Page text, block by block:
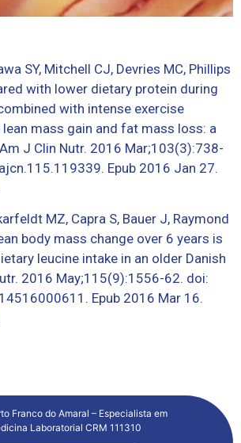
SY, Mitchell CJ, Devries MC, Phillips
with lower dietary protein during
with intense exercise
mass gain and fat mass loss: a
J Clin Nutr. 2016 Mar;103(3):738-
Epub 2016 Jan 27.
MZ, Capra S, Bauer J, Raymond
body mass change over 6 years is
leucine intake in an older Danish
2016 May;115(9):1556-62. doi:
Epub 2016 Mar 16.
Franco do Amaral – Especialista em
Laboratorial CRM 111310